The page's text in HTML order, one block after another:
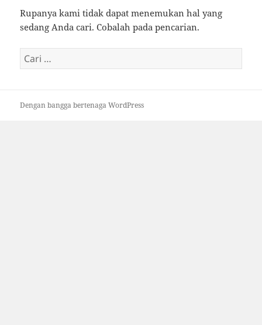
Rupanya kami tidak dapat menemukan hal yang
sedang Anda cari. Cobalah pada pencarian.
Cari
untuk:
Dengan bangga bertenaga WordPress